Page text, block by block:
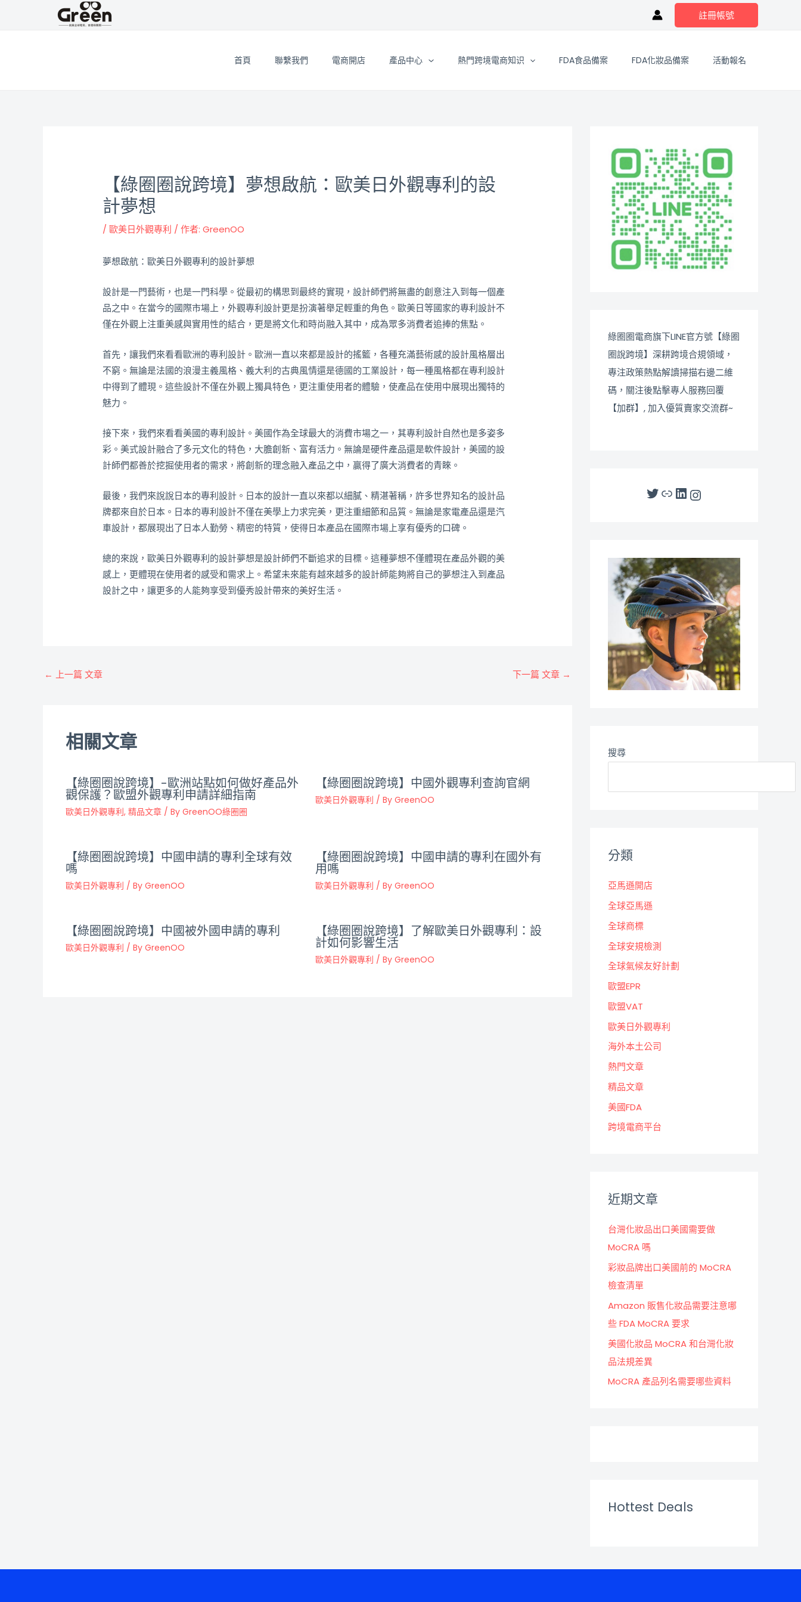
註冊帳號
首頁 聯繫我們 電商開店 產品中心 熱門跨境電商知识 FDA食品備案 FDA化妝品備案 活動報名
【綠圈圈說跨境】夢想啟航：歐美日外觀專利的設
計夢想
/歐美日外觀專利 / 作者:GreenOO
夢想啟航：歐美日外觀專利的設計夢想
設計是一門藝術，也是一門科學。從最初的構思到最終的實現，設計師們將無盡的創意注入到每一個產
品之中。在當今的國際市場上，外觀專利設計更是扮演著舉足輕重的角色。歐美日等國家的專利設計不
僅在外觀上注重美感與實用性的結合，更是將文化和時尚融入其中，成為眾多消費者追捧的焦點。
首先，讓我們來看看歐洲的專利設計。歐洲一直以來都是設計的搖籃，各種充滿藝術感的設計風格層出
不窮。無論是法國的浪漫主義風格、義大利的古典風情還是德國的工業設計，每一種風格都在專利設計
中得到了體現。這些設計不僅在外觀上獨具特色，更注重使用者的體驗，使產品在使用中展現出獨特的
魅力。
接下來，我們來看看美國的專利設計。美國作為全球最大的消費市場之一，其專利設計自然也是多姿多
彩。美式設計融合了多元文化的特色，大膽創新、富有活力。無論是硬件產品還是軟件設計，美國的設
計師們都善於挖掘使用者的需求，將創新的理念融入產品之中，贏得了廣大消費者的青睞。
最後，我們來說說日本的專利設計。日本的設計一直以來都以細膩、精湛著稱，許多世界知名的設計品
牌都來自於日本。日本的專利設計不僅在美學上力求完美，更注重細節和品質。無論是家電產品還是汽
車設計，都展現出了日本人勤勞、精密的特質，使得日本產品在國際市場上享有優秀的口碑。
總的來說，歐美日外觀專利的設計夢想是設計師們不斷追求的目標。這種夢想不僅體現在產品外觀的美
感上，更體現在使用者的感受和需求上。希望未來能有越來越多的設計師能夠將自己的夢想注入到產品
設計之中，讓更多的人能夠享受到優秀設計帶來的美好生活。
← 上一篇 文章 下一篇 文章 →
相關文章
【綠圈圈說跨境】-歐洲站點如何做好產品外
觀保護？歐盟外觀專利申請詳細指南
歐美日外觀專利, 精品文章/ By GreenOO綠圈圈
【綠圈圈說跨境】中國外觀專利查詢官網
歐美日外觀專利 / By GreenOO
【綠圈圈說跨境】中國申請的專利全球有效
嗎
歐美日外觀專利 / By GreenOO
【綠圈圈說跨境】中國申請的專利在國外有
用嗎
歐美日外觀專利 / By GreenOO
【綠圈圈說跨境】中國被外國申請的專利
歐美日外觀專利 / By GreenOO
【綠圈圈說跨境】了解歐美日外觀專利：設
計如何影響生活
歐美日外觀專利 / By GreenOO
綠圈圈電商旗下LINE官方號【綠圈
圈說跨境】深耕跨境合規領域，
專注政策熱點解讀掃描右邊二維
碼，關注後點擊專人服務回覆
【加群】, 加入優質賣家交流群~
搜尋
分類
亞馬遜開店
全球亞馬遜
全球商標
全球安規檢測
全球氣候友好計劃
歐盟EPR
歐盟VAT
歐美日外觀專利
海外本土公司
熱門文章
精品文章
美國FDA
跨境電商平台
近期文章
台灣化妝品出口美國需要做
MoCRA 嗎
彩妝品牌出口美國前的 MoCRA
檢查清單
Amazon 販售化妝品需要注意哪
些 FDA MoCRA 要求
美國化妝品 MoCRA 和台灣化妝
品法規差異
MoCRA 產品列名需要哪些資料
Hottest Deals